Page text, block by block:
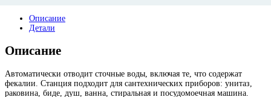
Описание
Детали
Описание
Автоматически отводит сточные воды, включая те, что содержат
фекалии. Станция подходит для сантехнических приборов: унитаз,
раковина, биде, душ, ванна, стиральная и посудомоечная машина.